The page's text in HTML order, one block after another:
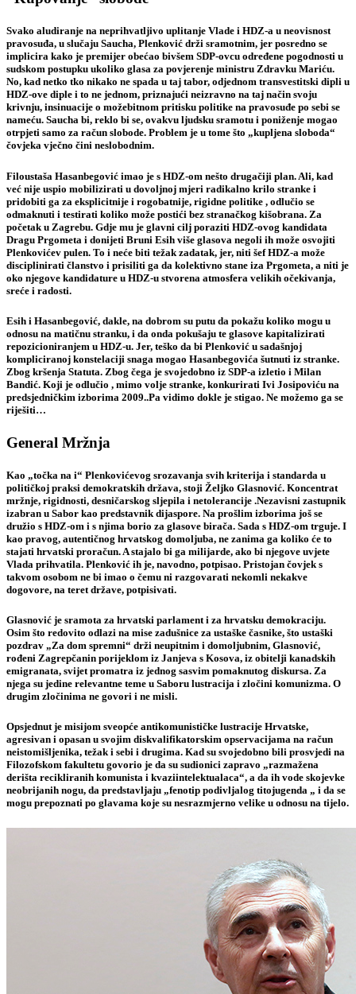
Svako aludiranje na neprihvatljivo uplitanje Vlade i HDZ-a u neovisnost
pravosuđa, u slučaju Saucha, Plenković drži sramotnim, jer posredno se
implicira kako je premijer obećao bivšem SDP-ovcu određene pogodnosti u
sudskom postupku ukoliko glasa za povjerenje ministru Zdravku Mariću.
No, kad netko tko nikako ne spada u taj tabor, odjednom transvestitski dipli u
HDZ-ove diple i to ne jednom, priznajući neizravno na taj način svoju
krivnju, insinuacije o možebitnom pritisku politike na pravosuđe po sebi se
nameću. Saucha bi, reklo bi se, ovakvu ljudsku sramotu i poniženje mogao
otrpjeti samo za račun slobode. Problem je u tome što „kupljena sloboda“
čovjeka vječno čini neslobodnim.
Filoustaša Hasanbegović imao je s HDZ-om nešto drugačiji plan. Ali, kad
već nije uspio mobilizirati u dovoljnoj mjeri radikalno krilo stranke i
pridobiti ga za eksplicitnije i rogobatnije, rigidne politike , odlučio se
odmaknuti i testirati koliko može postići bez stranačkog kišobrana. Za
početak u Zagrebu. Gdje mu je glavni cilj poraziti HDZ-ovog kandidata
Dragu Prgometa i donijeti Bruni Esih više glasova negoli ih može osvojiti
Plenkovićev pulen. To i neće biti težak zadatak, jer, niti šef HDZ-a može
disciplinirati članstvo i prisiliti ga da kolektivno stane iza Prgometa, a niti je
oko njegove kandidature u HDZ-u stvorena atmosfera velikih očekivanja,
sreće i radosti.
Esih i Hasanbegović, dakle, na dobrom su putu da pokažu koliko mogu u
odnosu na matičnu stranku, i da onda pokušaju te glasove kapitalizirati
repozicioniranjem u HDZ-u. Jer, teško da bi Plenković u sadašnjoj
kompliciranoj konstelaciji snaga mogao Hasanbegovića šutnuti iz stranke.
Zbog kršenja Statuta. Zbog čega je svojedobno iz SDP-a izletio i Milan
Bandić. Koji je odlučio , mimo volje stranke, konkurirati Ivi Josipoviću na
predsjedničkim izborima 2009..Pa vidimo dokle je stigao. Ne možemo ga se
riješiti…
General Mržnja
Kao „točka na i“ Plenkovićevog srozavanja svih kriterija i standarda u
političkoj praksi demokratskih država, stoji Željko Glasnović. Koncentrat
mržnje, rigidnosti, desničarskog sljepila i netolerancije .Nezavisni zastupnik
izabran u Sabor kao predstavnik dijaspore. Na prošlim izborima još se
družio s HDZ-om i s njima borio za glasove birača. Sada s HDZ-om trguje. I
kao pravog, autentičnog hrvatskog domoljuba, ne zanima ga koliko će to
stajati hrvatski proračun. A stajalo bi ga milijarde, ako bi njegove uvjete
Vlada prihvatila. Plenković ih je, navodno, potpisao. Pristojan čovjek s
takvom osobom ne bi imao o čemu ni razgovarati nekomli nekakve
dogovore, na teret države, potpisivati.
Glasnović je sramota za hrvatski parlament i za hrvatsku demokraciju.
Osim što redovito odlazi na mise zadušnice za ustaške časnike, što ustaški
pozdrav „Za dom spremni“ drži neupitnim i domoljubnim, Glasnović,
rođeni Zagrepčanin porijeklom iz Janjeva s Kosova, iz obitelji kanadskih
emigranata, svijet promatra iz jednog sasvim pomaknutog diskursa. Za
njega su jedine relevantne teme u Saboru lustracija i zločini komunizma. O
drugim zločinima ne govori i ne misli.
Opsjednut je misijom sveopće antikomunističke lustracije Hrvatske,
agresivan i opasan u svojim diskvalifikatorskim opservacijama na račun
neistomišljenika, težak i sebi i drugima. Kad su svojedobno bili prosvjedi na
Filozofskom fakultetu govorio je da su sudionici zapravo „razmažena
derišta recikliranih komunista i kvaziintelektualaca“, a da ih vode skojevke
neobrijanih nogu, da predstavljaju „fenotip podivljalog titojugenda „ i da se
mogu prepoznati po glavama koje su nesrazmjerno velike u odnosu na tijelo.